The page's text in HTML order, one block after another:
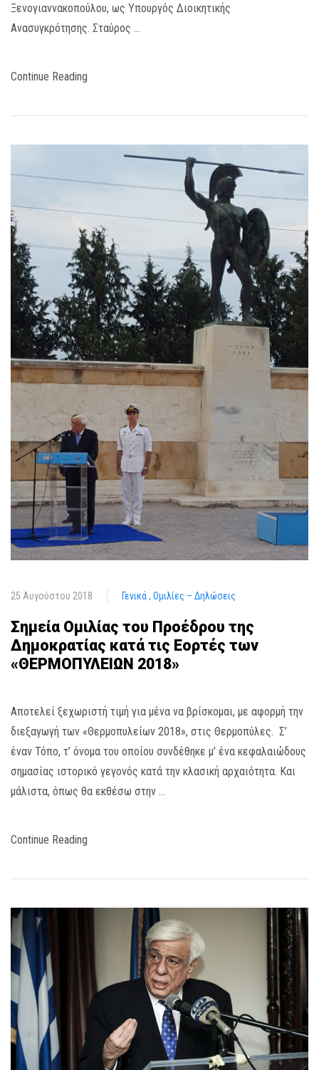
Ξενογιαννακοπούλου, ως Υπουργός Διοικητικής
Ανασυγκρότησης. Σταύρος …
Continue Reading
25 Αυγούστου 2018 Γενικά Ομιλίες – Δηλώσεις
Σημεία Ομιλίας του Προέδρου της
Δημοκρατίας κατά τις Εορτές των
«ΘΕΡΜΟΠΥΛΕΙΩΝ 2018»
Αποτελεί ξεχωριστή τιμή για μένα να βρίσκομαι, με αφορμή την
διεξαγωγή των «Θερμοπυλείων 2018», στις Θερμοπύλες. Σ’
έναν Τόπο, τ’ όνομα του οποίου συνδέθηκε μ’ ένα κεφαλαιώδους
σημασίας ιστορικό γεγονός κατά την κλασική αρχαιότητα. Και
μάλιστα, όπως θα εκθέσω στην …
Continue Reading